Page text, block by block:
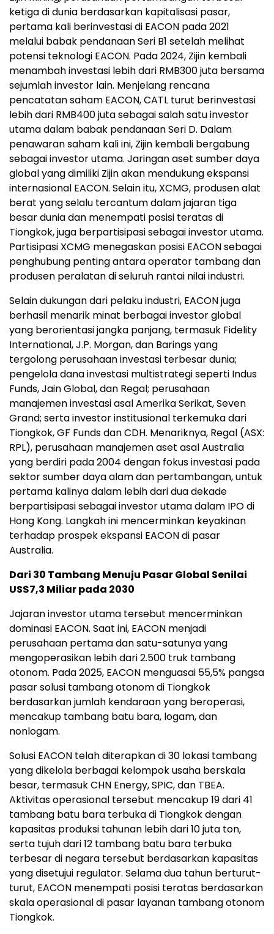
ketiga di dunia berdasarkan kapitalisasi pasar,
pertama kali berinvestasi di EACON pada 2021
melalui babak pendanaan Seri B1 setelah melihat
potensi teknologi EACON. Pada 2024, Zijin kembali
menambah investasi lebih dari RMB300 juta bersama
sejumlah investor lain. Menjelang rencana
pencatatan saham EACON, CATL turut berinvestasi
lebih dari RMB400 juta sebagai salah satu investor
utama dalam babak pendanaan Seri D. Dalam
penawaran saham kali ini, Zijin kembali bergabung
sebagai investor utama. Jaringan aset sumber daya
global yang dimiliki Zijin akan mendukung ekspansi
internasional EACON. Selain itu, XCMG, produsen alat
berat yang selalu tercantum dalam jajaran tiga
besar dunia dan menempati posisi teratas di
Tiongkok, juga berpartisipasi sebagai investor utama.
Partisipasi XCMG menegaskan posisi EACON sebagai
penghubung penting antara operator tambang dan
produsen peralatan di seluruh rantai nilai industri.
Selain dukungan dari pelaku industri, EACON juga
berhasil menarik minat berbagai investor global
yang berorientasi jangka panjang, termasuk Fidelity
International, J.P. Morgan, dan Barings yang
tergolong perusahaan investasi terbesar dunia;
pengelola dana investasi multistrategi seperti Indus
Funds, Jain Global, dan Regal; perusahaan
manajemen investasi asal Amerika Serikat, Seven
Grand; serta investor institusional terkemuka dari
Tiongkok, GF Funds dan CDH. Menariknya, Regal (ASX:
RPL), perusahaan manajemen aset asal Australia
yang berdiri pada 2004 dengan fokus investasi pada
sektor sumber daya alam dan pertambangan, untuk
pertama kalinya dalam lebih dari dua dekade
berpartisipasi sebagai investor utama dalam IPO di
Hong Kong. Langkah ini mencerminkan keyakinan
terhadap prospek ekspansi EACON di pasar
Australia.
Dari 30 Tambang Menuju Pasar Global Senilai
US$7,3 Miliar pada 2030
Jajaran investor utama tersebut mencerminkan
dominasi EACON. Saat ini, EACON menjadi
perusahaan pertama dan satu-satunya yang
mengoperasikan lebih dari 2.500 truk tambang
otonom. Pada 2025, EACON menguasai 55,5% pangsa
pasar solusi tambang otonom di Tiongkok
berdasarkan jumlah kendaraan yang beroperasi,
mencakup tambang batu bara, logam, dan
nonlogam.
Solusi EACON telah diterapkan di 30 lokasi tambang
yang dikelola berbagai kelompok usaha berskala
besar, termasuk CHN Energy, SPIC, dan TBEA.
Aktivitas operasional tersebut mencakup 19 dari 41
tambang batu bara terbuka di Tiongkok dengan
kapasitas produksi tahunan lebih dari 10 juta ton,
serta tujuh dari 12 tambang batu bara terbuka
terbesar di negara tersebut berdasarkan kapasitas
yang disetujui regulator. Selama dua tahun berturut-
turut, EACON menempati posisi teratas berdasarkan
skala operasional di pasar layanan tambang otonom
Tiongkok.